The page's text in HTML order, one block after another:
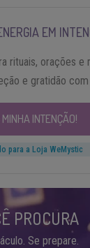
EM
rituais, orações e
e gratidão com
INTENÇÃO!
para a Loja WeMystic
PROCURA
Se prepare.